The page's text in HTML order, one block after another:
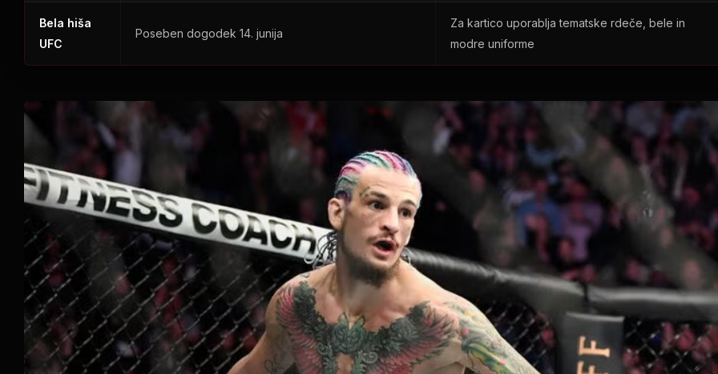
Bela hiša
UFC
Poseben dogodek 14. junija
Za kartico uporablja tematske rdeče, bele in
modre uniforme